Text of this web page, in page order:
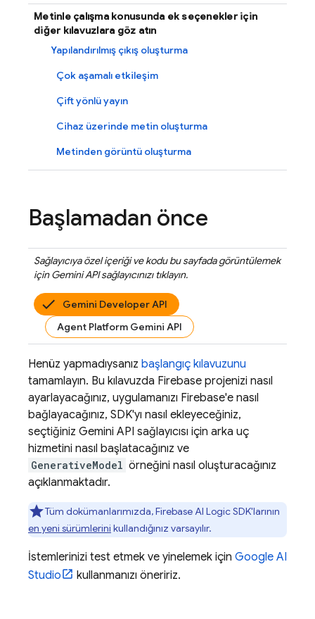
Metinle çalışma konusunda ek seçenekler için
diğer kılavuzlara göz atın
Yapılandırılmış çıkış oluşturma
Çok aşamalı etkileşim
Çift yönlü yayın
Cihaz üzerinde metin oluşturma
Metinden görüntü oluşturma
Başlamadan önce
Sağlayıcıya özel içeriği ve kodu bu sayfada görüntülemek
içinGemini APIsağlayıcınızı tıklayın.
Gemini Developer API
Agent Platform Gemini API
Henüz yapmadıysanız başlangıç kılavuzunu
tamamlayın. Bu kılavuzda Firebase projenizi nasıl
ayarlayacağınız, uygulamanızı Firebase'e nasıl
bağlayacağınız, SDK'yı nasıl ekleyeceğiniz,
seçtiğiniz Gemini API sağlayıcısı için arka uç
hizmetini nasıl başlatacağınız ve
GenerativeModel örneğini nasıl oluşturacağınız
açıklanmaktadır.
Tüm dokümanlarımızda,Firebase AI LogicSDK'larının
en yeni sürümlerini kullandığınız varsayılır.
İstemlerinizi test etmek ve yinelemek için Google AI
Studio
kullanmanızı öneririz.